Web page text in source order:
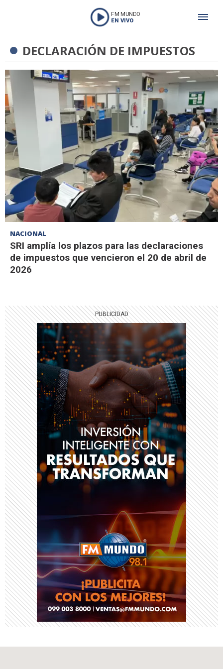
FM MUNDO
EN VIVO
DECLARACIÓN DE IMPUESTOS
NACIONAL
SRI amplía los plazos para las declaraciones
de impuestos que vencieron el 20 de abril de
2026